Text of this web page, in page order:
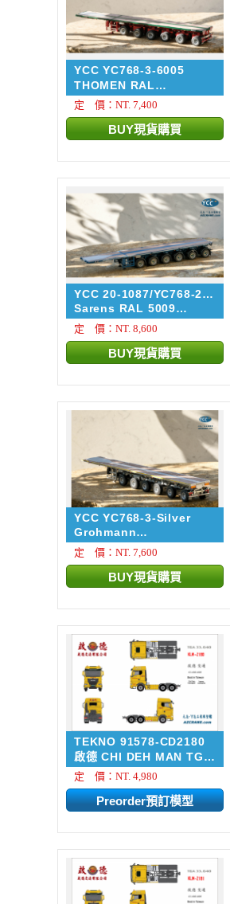
YCC YC768-3-6005
THOMEN RAL
6005/3002 NOO...
定 價：NT. 7,400
YCC 20-1087/YC768-2-
5009
Sarens RAL 5009
NOOTEBOO...
定 價：NT. 8,600
YCC YC768-3-Silver
Grohmann
NOOTEBOOM EUROT...
定 價：NT. 7,600
TEKNO 91578-CD2180
啟德 CHI DEH MAN TGX
33....
定 價：NT. 4,980